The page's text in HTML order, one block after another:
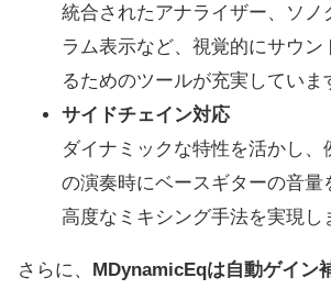
統合されたアナライザー、ソノ
ラム表示など、視覚的にサウン
るためのツールが充実していま
サイドチェイン対応
ダイナミックな特性を活かし、
の演奏時にベースギターの音量
高度なミキシング手法を実現し
さらに、 MDynamicEqは自動ゲイン